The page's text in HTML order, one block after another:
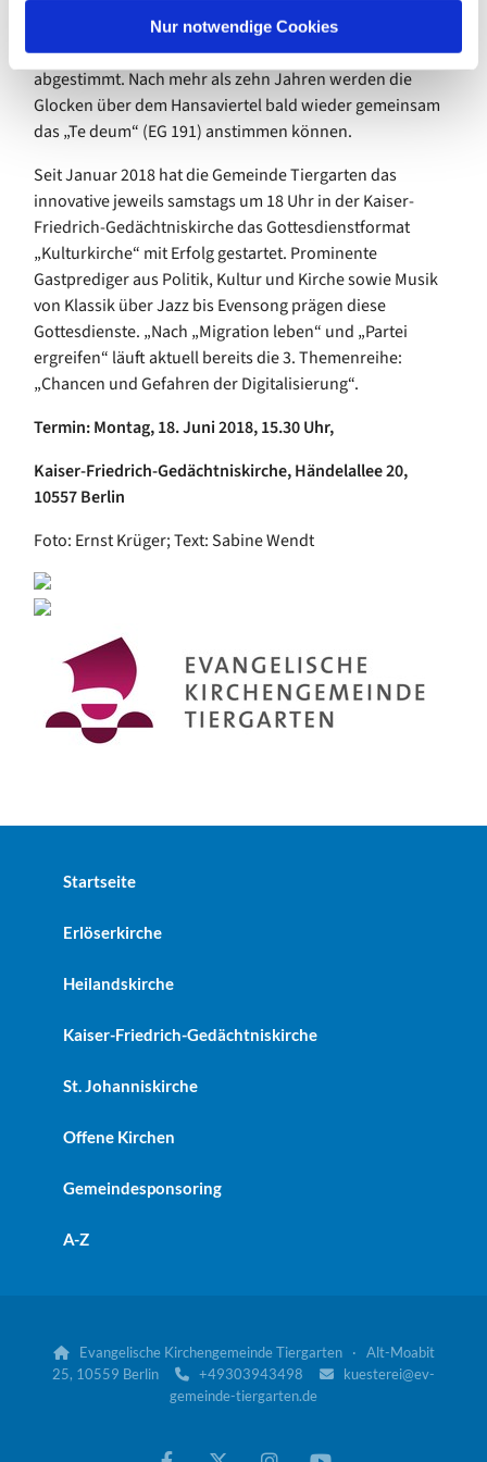
Nur notwendige Cookies
Anfang an mit den Glocken der benachbarten
katholischen Kirche St. Ansgar am Hansaplatz
abgestimmt. Nach mehr als zehn Jahren werden die
Glocken über dem Hansaviertel bald wieder gemeinsam
das „Te deum“ (EG 191) anstimmen können.
Seit Januar 2018 hat die Gemeinde Tiergarten das
innovative jeweils samstags um 18 Uhr in der Kaiser-
Friedrich-Gedächtniskirche das Gottesdienstformat
„Kulturkirche“ mit Erfolg gestartet. Prominente
Gastprediger aus Politik, Kultur und Kirche sowie Musik
von Klassik über Jazz bis Evensong prägen diese
Gottesdienste. „Nach „Migration leben“ und „Partei
ergreifen“ läuft aktuell bereits die 3. Themenreihe:
„Chancen und Gefahren der Digitalisierung“.
Termin: Montag, 18. Juni 2018, 15.30 Uhr,
Kaiser-Friedrich-Gedächtniskirche, Händelallee 20,
10557 Berlin
Foto: Ernst Krüger; Text: Sabine Wendt
Startseite
Erlöserkirche
Heilandskirche
Kaiser-Friedrich-Gedächtniskirche
St. Johanniskirche
Offene Kirchen
Gemeindesponsoring
A-Z
Evangelische Kirchengemeinde Tiergarten · Alt-Moabit
25, 10559 Berlin
 +49303943498 
kuesterei@ev-
gemeinde-tiergarten.de